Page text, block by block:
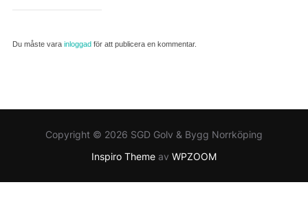
Du måste vara inloggadför att publicera en kommentar.
Copyright © 2026 SGD Golv & Bygg Norrköping
Inspiro Theme av WPZOOM